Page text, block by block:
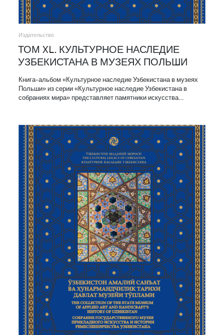
Издательство
ТОМ XL. КУЛЬТУРНОЕ НАСЛЕДИЕ
УЗБЕКИСТАНА В МУЗЕЯХ ПОЛЬШИ
Книга-альбом «Культурное наследие Узбекистана в музеях
Польши» из серии «Культурное наследие Узбекистана в
собраниях мира» представляет памятники искусства…